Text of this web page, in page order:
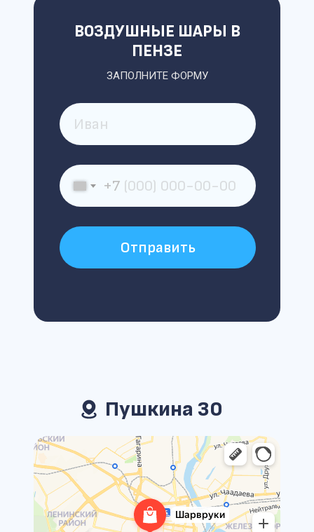
Пушкина 30
ЗАПОЛНИТЕ ФОРМУ
ВОЗДУШНЫЕ ШАРЫ В
ПЕНЗЕ
+7
Отправить